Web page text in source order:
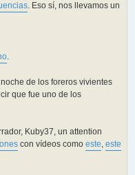
. Eso sí, nos llevamos un
.
de los foreros vivientes
que fue uno de los
Kuby37, un attention
con vídeos como este, este